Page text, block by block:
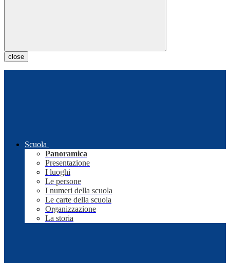
close
Scuola
Panoramica
Presentazione
I luoghi
Le persone
I numeri della scuola
Le carte della scuola
Organizzazione
La storia